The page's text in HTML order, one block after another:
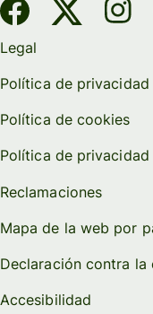
Legal
Política de privacidad
Política de cookies
Política de
Reclamaciones
Mapa de la web por
Declaración contra la
Accesibilidad